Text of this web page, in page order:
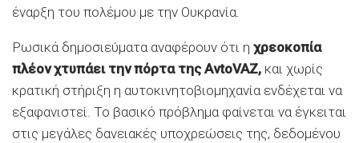
έναρξη του πολέμου με την Ουκρανία.
Ρωσικά δημοσιεύματα αναφέρουν ότι η χρεοκοπία
πλέον χτυπάει την πόρτα της AvtoVAZ, και χωρίς
κρατική στήριξη η αυτοκινητοβιομηχανία ενδέχεται να
εξαφανιστεί. Το βασικό πρόβλημα φαίνεται να έγκειται
στις μεγάλες δανειακές υποχρεώσεις της, δεδομένου